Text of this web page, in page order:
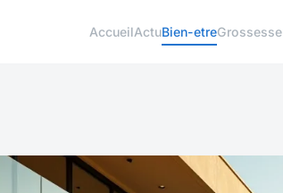
AccueilActuBien-etreGrossesse